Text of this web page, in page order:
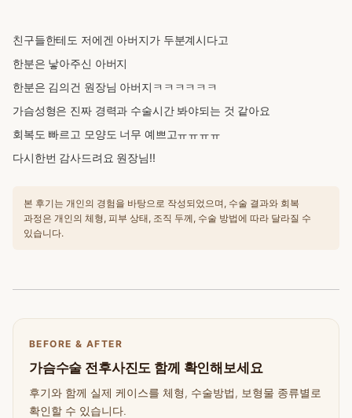
친구들한테도 저에겐 아버지가 두분계시다고
한분은 낳아주신 아버지
한분은 김의건 원장님 아버지ㅋㅋㅋㅋㅋㅋ
가슴성형은 진짜 경력과 수술시간 봐야되는 것 같아요
회복도 빠르고 모양도 너무 예쁘고ㅠㅠㅠㅠ
다시한번 감사드려요 원장님!!
본 후기는 개인의 경험을 바탕으로 작성되었으며, 수술 결과와 회복
과정은 개인의 체형, 피부 상태, 조직 두께, 수술 방법에 따라 달라질 수
있습니다.
BEFORE & AFTER
가슴수술 전후사진도 함께 확인해보세요
후기와 함께 실제 케이스를 체형, 수술방법, 보형물 종류별로
확인할 수 있습니다.